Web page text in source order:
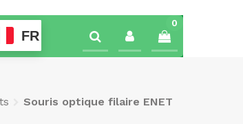
FR
0
Souris optique filaire ENET